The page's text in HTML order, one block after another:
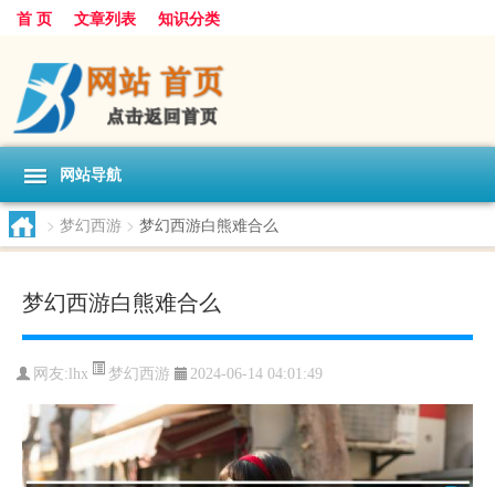
首 页 文章列表 知识分类
网站导航
> 梦幻西游 > 梦幻西游白熊难合么
梦幻西游白熊难合么
网友:lhx 梦幻西游 2024-06-14 04:01:49